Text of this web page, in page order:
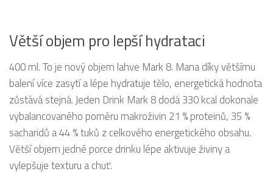
Větší objem pro lepší hydrataci
400 ml. To je nový objem lahve Mark 8. Mana díky většímu
balení více zasytí a lépe hydratuje tělo, energetická hodnota
zůstává stejná. Jeden Drink Mark 8 dodá 330 kcal dokonale
vybalancovaného poměru makroživin 21 % proteinů, 35 %
sacharidů a 44 % tuků z celkového energetického obsahu.
Větší objem jedné porce drinku lépe aktivuje živiny a
vylepšuje texturu a chuť.